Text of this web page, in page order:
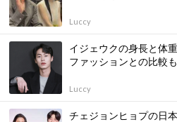
Luccy
イジェウクの身長と体
ファッションとの比較
Luccy
チェジョンヒョプの日